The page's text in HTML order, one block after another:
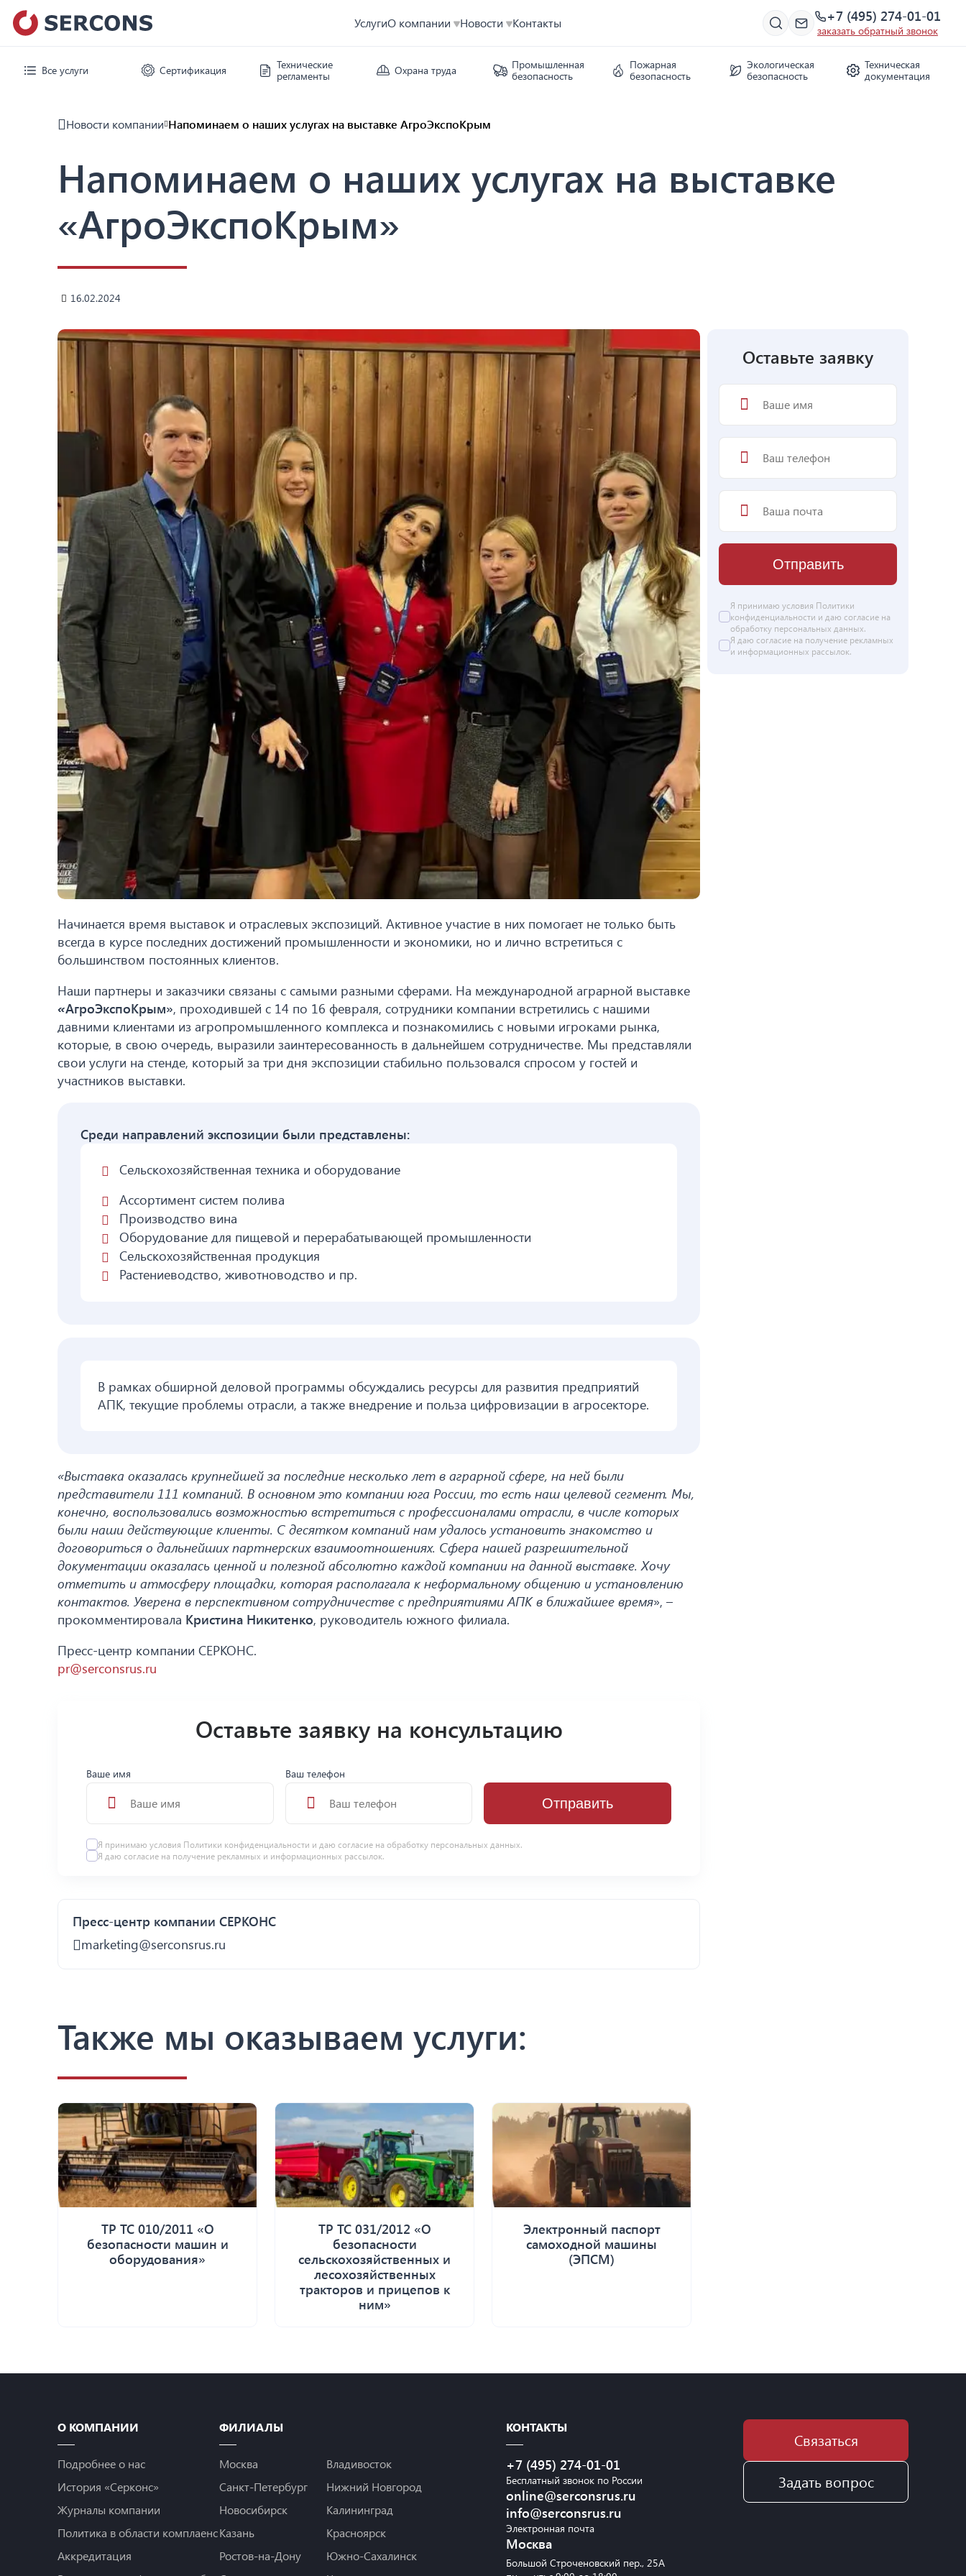
УслугиО компании Новости Контакты +7 (495) 274-01-01
заказать обратный звонок
Все услуги Сертификация
Технические
регламенты
Охрана труда
Промышленная
безопасность
Пожарная
безопасность
Экологическая
безопасность
Техническая
документация
Новости компании Напоминаем о наших услугах на выставке АгроЭкспоКрым
Напоминаем о наших услугах на выставке
«АгроЭкспоКрым»
16.02.2024
Начинается время выставок и отраслевых экспозиций. Активное участие в них помогает не только быть
всегда в курсе последних достижений промышленности и экономики, но и лично встретиться с
большинством постоянных клиентов.
Наши партнеры и заказчики связаны с самыми разными сферами. На международной аграрной выставке
«АгроЭкспоКрым», проходившей с 14 по 16 февраля, сотрудники компании встретились с нашими
давними клиентами из агропромышленного комплекса и познакомились с новыми игроками рынка,
которые, в свою очередь, выразили заинтересованность в дальнейшем сотрудничестве. Мы представляли
свои услуги на стенде, который за три дня экспозиции стабильно пользовался спросом у гостей и
участников выставки.
Среди направлений экспозиции были представлены:
Сельскохозяйственная техника и оборудование
Ассортимент систем полива
Производство вина
Оборудование для пищевой и перерабатывающей промышленности
Сельскохозяйственная продукция
Растениеводство, животноводство и пр.
В рамках обширной деловой программы обсуждались ресурсы для развития предприятий
АПК, текущие проблемы отрасли, а также внедрение и польза цифровизации в агросекторе.
«Выставка оказалась крупнейшей за последние несколько лет в аграрной сфере, на ней были
представители 111 компаний. В основном это компании юга России, то есть наш целевой сегмент. Мы,
конечно, воспользовались возможностью встретиться с профессионалами отрасли, в числе которых
были наши действующие клиенты. С десятком компаний нам удалось установить знакомство и
договориться о дальнейших партнерских взаимоотношениях. Сфера нашей разрешительной
документации оказалась ценной и полезной абсолютно каждой компании на данной выставке. Хочу
отметить и атмосферу площадки, которая располагала к неформальному общению и установлению
контактов. Уверена в перспективном сотрудничестве с предприятиями АПК в ближайшее время», –
прокомментировала Кристина Никитенко, руководитель южного филиала.
Пресс-центр компании СЕРКОНС.
pr@serconsrus.ru
Оставьте заявку на консультацию
Ваше имя Ваш телефон
Отправить
Я принимаю условия Политики конфиденциальности и даю согласие на обработку персональных данных.
Я даю согласие на получение рекламных и информационных рассылок.
Пресс-центр компании СЕРКОНС
marketing@serconsrus.ru
Оставьте заявку
Отправить
Я принимаю условия Политики
конфиденциальности и даю согласие на
обработку персональных данных.
Я даю согласие на получение рекламных
и информационных рассылок.
Также мы оказываем услуги:
ТР ТС 010/2011 «О
безопасности машин и
оборудования»
ТР ТС 031/2012 «О
безопасности
сельскохозяйственных и
лесохозяйственных
тракторов и прицепов к
ним»
Электронный паспорт
самоходной машины
(ЭПСМ)
О КОМПАНИИ
Подробнее о нас
История «Серконс»
Журналы компании
Политика в области комплаенс
Аккредитация
ФИЛИАЛЫ
Москва
Санкт-Петербург
Новосибирск
Казань
Ростов-на-Дону
Владивосток
Нижний Новгород
Калининград
Красноярск
Южно-Сахалинск
КОНТАКТЫ
+7 (495) 274-01-01
Бесплатный звонок по России
online@serconsrus.ru
info@serconsrus.ru
Электронная почта
Москва
Большой Строченовский пер., 25А
Связаться
Задать вопрос